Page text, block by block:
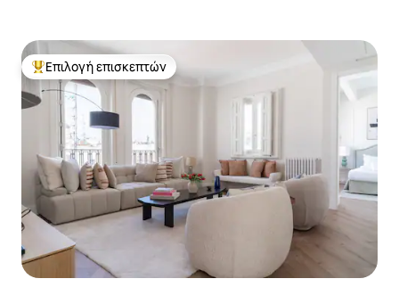
Κορυφαία επιλογή επισκεπτών
Επιλογή επισκεπτών